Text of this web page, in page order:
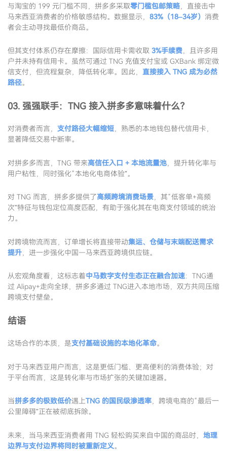
与淘宝的 199 元门槛不同，拼多多采取零门槛包邮策略 ，直接击中
马来西亚消费者的价格敏感结构。数据显示， 83%（18–34岁） 消费
者会主动寻找最低价商品。
但其支付体系仍存在摩擦：国际信用卡需收取 3%手续费 ，且许多用
户并未持有信用卡。虽然可通过 TNG 充值支付宝或 GXBank 绑定微
信支付，但流程复杂，降低转化率。因此， 直接接入 TNG 成为必然
路径。
03. 强强联手：TNG 接入拼多多意味着什么？
对消费者而言， 支付路径大幅缩短 ，熟悉的本地钱包替代信用卡，
显著降低交易中断率。
对拼多多而言，TNG 带来高信任入口 + 本地流量池 ，提升转化率与
用户粘性，同时强化“本地化电商体验”。
对 TNG 而言，拼多多提供了高频跨境消费场景 ，其“低客单+高频
次”特征与钱包定位高度匹配，有助于强化其在电商支付领域的统治
力。
对跨境物流而言，订单增长将直接带动集运、仓储与末端配送需求
提升 ，进一步强化中国—马来西亚跨境供应链。
从宏观角度看，这标志着中马数字支付生态正在融合加速：TNG通
过 Alipay+走向全球，拼多多通过 TNG进入本地市场，双方共同压缩
跨境支付壁垒。
结语
这场合作的本质，是支付基础设施的本地化革命。
对于马来西亚用户而言，这是更低门槛、更高便利的消费体验；对
于平台而言，这是转化率与市场扩张的关键加速器。
当拼多多的极致低价遇上TNG 的国民级渗透率 ，跨境电商的“最后一
公里障碍”正在被彻底拆除。
未来，当马来西亚消费者用 TNG 轻松购买来自中国的商品时， 地理
边界与支付边界将同时被重新定义。